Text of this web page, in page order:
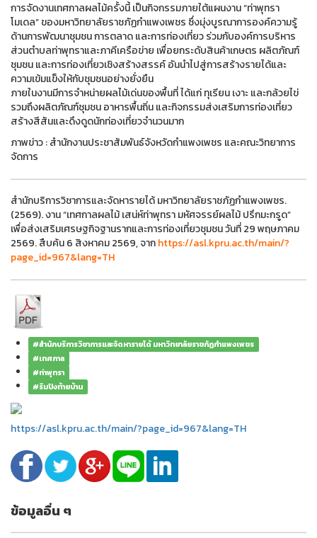
การจัดงานเทศกาลผลไม้ครั้งนี้ เป็นกิจกรรมภายใต้แผนงาน “ท่าพุทรา
โมเดล” ของมหาวิทยาลัยราชภัฏกำแพงเพชร ซึ่งมุ่งบูรณาการองค์ความรู้
ด้านการพัฒนาชุมชน การตลาด และการท่องเที่ยว ร่วมกับองค์การบริหาร
ส่วนตำบลท่าพุทราและภาคีเครือข่าย เพื่อยกระดับสินค้าเกษตร ผลิตภัณฑ์
ชุมชน และการท่องเที่ยวเชิงสร้างสรรค์ อันนำไปสู่การสร้างรายได้และ
ความเข้มแข็งให้กับชุมชนอย่างยั่งยืน
ภายในงานมีการจำหน่ายผลไม้เด่นของพื้นที่ ได้แก่ ทุเรียน เงาะ และกล้วยไข่
รวมถึงผลิตภัณฑ์ชุมชน อาหารพื้นถิ่น และกิจกรรมส่งเสริมการท่องเที่ยว
สร้างสีสันและดึงดูดนักท่องเที่ยวจำนวนมาก
ภาพข่าว : สำนักงานประชาสัมพันธ์จังหวัดกำแพงเพชร และคณะวิทยาการ
จัดการ
สำนักบริการวิชาการและจัดหารายได้ มหาวิทยาลัยราชภัฏกำแพงเพชร.
(2569). งาน “เทศกาลผลไม้ เสน่ห์ท่าพุทรา มหัศจรรย์ผลไม้ ปรึกมะกรูด”
เพื่อส่งเสริมเศรษฐกิจฐานรากและการท่องเที่ยวชุมชน วันที่ 29 พฤษภาคม
2569. สืบค้น 6 สิงหาคม 2569, จากhttps://asl.kpru.ac.th/main/?
page_id=967&lang=TH
#สำนักบริการวิชาการและจัดหารายได้ มหาวิทยาลัยราชภัฏกำแพงเพชร
#เทศกาล
#ท่าพุทรา
#ริมปิงท้ายบ้าน
https://asl.kpru.ac.th/main/?page_id=967&lang=TH
ข้อมูลอื่น ๆ